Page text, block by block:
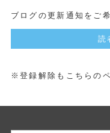
ブログの更新通知をご
読
※登録解除もこちらの